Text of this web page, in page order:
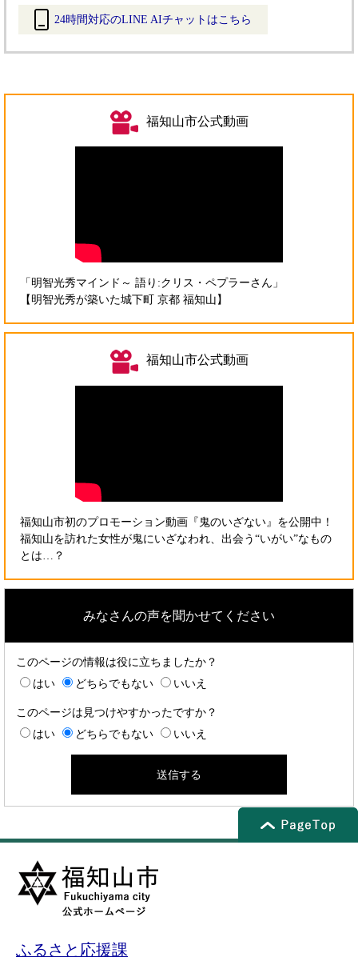
24時間対応のLINE AIチャットはこちら
リ
福知山市公式動画
「明智光秀マインド～ 語り:クリス・ペプラーさん」
【明智光秀が築いた城下町 京都 福知山】
福知山市公式動画
福知山市初のプロモーション動画『鬼のいざない』を公開中！
福知山を訪れた女性が鬼にいざなわれ、出会う“いがい”なもの
とは…？
みなさんの声を聞かせてください
このページの情報は役に立ちましたか？
はい
どちらでもない いいえ
このページは見つけやすかったですか？
はい
どちらでもない いいえ
ふるさと応援課